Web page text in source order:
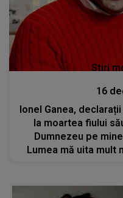
Stiri
16
Ionel Ganea,
la moartea fiului
Dumnezeu pe
Lumea mă uita mult